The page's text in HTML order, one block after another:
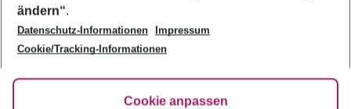
Bestpreisgarantie
Cookie-Einstellungen ändern
Cookie-Richtlinie
Agenturbetreuung
Barrierefreies Reisen
FAQ
HanseMerkur Reiseversicherung
Folge uns
ändern“.
Datenschutz-Informationen
Impressum
Cookie/Tracking-Informationen
Cookie anpassen